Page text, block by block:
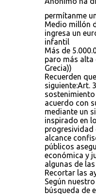
permítanme
Medio millón
ingresa un
infantil
Más de
paro más alta
Grecia))
Recuerden
siguiente:Art.
acuerdo con
mediante un
inspirado en
progresividad
alcance
públicos
económica y
algunas de
Recortar las
Según
búsqueda de